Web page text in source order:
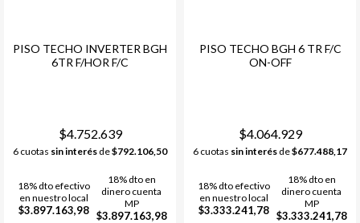
PISO TECHO INVERTER BGH
6TR F/HOR F/C
$4.752.639
6 cuotas sin interés de$792.106,50
18% dto efectivo
en nuestro local
$3.897.163,98
18% dto en
dinero cuenta
MP
$3.897.163,98
PISO TECHO BGH 6 TR F/C
ON-OFF
$4.064.929
6 cuotas sin interés de$677.488,17
18% dto efectivo
en nuestro local
$3.333.241,78
18% dto en
dinero cuenta
MP
$3.333.241,78